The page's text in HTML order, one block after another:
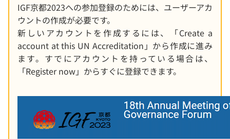
IGF京都2023への参加登録のためには、ユーザーアカ
ウントの作成が必要です。
新しいアカウントを作成するには、「Create a
account at this UN Accreditation」から作成に進み
ます。すでにアカウントを持っている場合は、
「Register now」からすぐに登録できます。